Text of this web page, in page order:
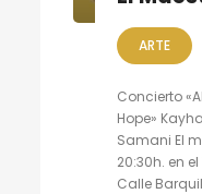
ARTE
Concierto
Hope»
Samani El
20:30h. en
Calle